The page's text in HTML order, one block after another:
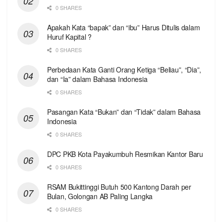
0 SHARES
Apakah Kata “bapak” dan “ibu” Harus Ditulis dalam
Huruf Kapital ?
0 SHARES
Perbedaan Kata Ganti Orang Ketiga “Beliau”, “Dia”,
dan “Ia” dalam Bahasa Indonesia
0 SHARES
Pasangan Kata “Bukan” dan “Tidak” dalam Bahasa
Indonesia
0 SHARES
DPC PKB Kota Payakumbuh Resmikan Kantor Baru
0 SHARES
RSAM Bukittinggi Butuh 500 Kantong Darah per
Bulan, Golongan AB Paling Langka
0 SHARES